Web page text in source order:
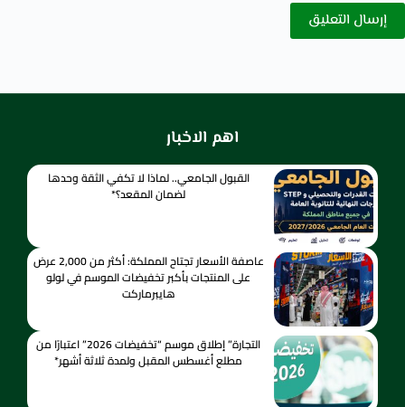
إرسال التعليق
اهم الاخبار
القبول الجامعي.. لماذا لا تكفي الثقة وحدها
لضمان المقعد؟*
عاصفة الأسعار تجتاح المملكة: أكثر من 2,000 عرض
على المنتجات بأكبر تخفيضات الموسم في لولو
هايبرماركت
التجارة” إطلاق موسم “تخفيضات 2026” اعتبارًا من
مطلع أغسطس المقبل ولمدة ثلاثة أشهر*